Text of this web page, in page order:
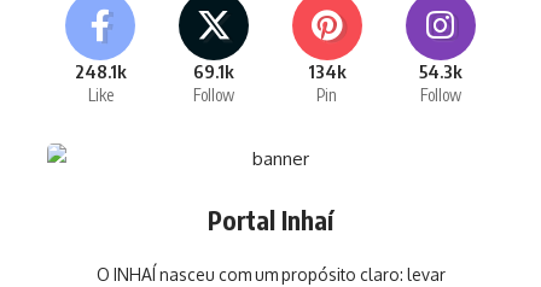
248.1k
Like
69.1k
Follow
134k
Pin
54.3k
Follow
Portal Inhaí
O INHAÍ nasceu com um propósito claro: levar